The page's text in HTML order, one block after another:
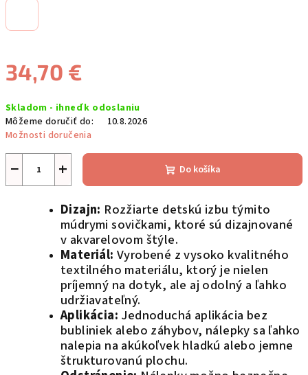
34,70 €
cena:
Skladom - ihneď k odoslaniu
Môžeme doručiť do:
10.8.2026
Možnosti doručenia
+
− Do košíka
Dizajn: Rozžiarte detskú izbu týmito
múdrymi sovičkami, ktoré sú dizajnované
v akvarelovom štýle.
Materiál: Vyrobené z vysoko kvalitného
textilného materiálu, ktorý je nielen
príjemný na dotyk, ale aj odolný a ľahko
udržiavateľný.
Aplikácia: Jednoduchá aplikácia bez
bubliniek alebo záhybov, nálepky sa ľahko
nalepia na akúkoľvek hladkú alebo jemne
štrukturovanú plochu.